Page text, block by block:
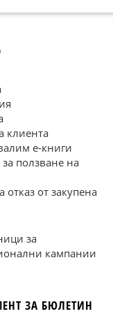
клиента
е-книги
ползване на
отказ от закупена
за
кампании
ЗА БЮЛЕТИН